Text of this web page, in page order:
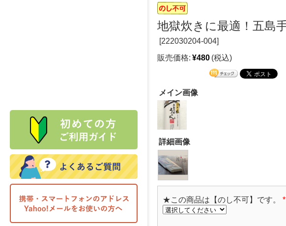
地獄炊きに最適！五島
[222030204-004]
販売価格: ¥480 (税込)
メイン画像
詳細画像
★この商品は【のし不可】です。 *